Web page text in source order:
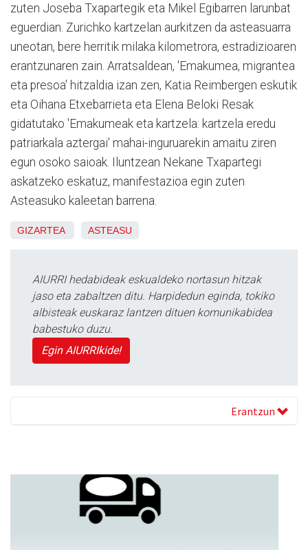
zuten Joseba Txapartegik eta Mikel Egibarren larunbat
eguerdian. Zurichko kartzelan aurkitzen da asteasuarra
uneotan, bere herritik milaka kilometrora, estradizioaren
erantzunaren zain. Arratsaldean, 'Emakumea, migrantea
eta presoa' hitzaldia izan zen, Katia Reimbergen eskutik
eta Oihana Etxebarrieta eta Elena Beloki Resak
gidatutako 'Emakumeak eta kartzela: kartzela eredu
patriarkala aztergai' mahai-inguruarekin amaitu ziren
egun osoko saioak. Iluntzean Nekane Txapartegi
askatzeko eskatuz, manifestazioa egin zuten
Asteasuko kaleetan barrena.
GIZARTEA ASTEASU
AIURRI hedabideak eskualdeko nortasun hitzak
jaso eta zabaltzen ditu. Harpidedun eginda, tokiko
albisteak euskaraz lantzen dituen komunikabidea
babestuko duzu.
Egin AIURRIkide!
Erantzun